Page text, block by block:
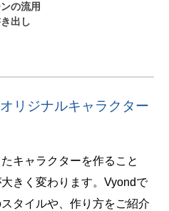
の流用
出し
リジナルキャラクター
キャラクターを作ること
きく変わります。Vyondで
タイルや、作り方をご紹介